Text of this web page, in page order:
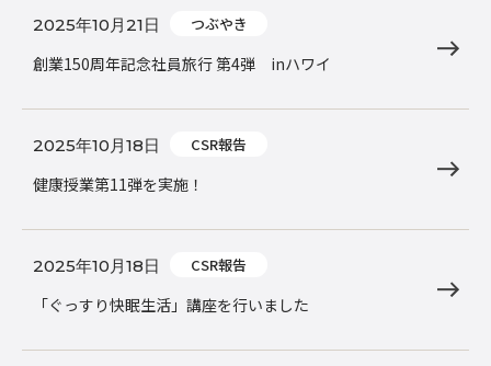
2025年10月21日 つぶやき
創業150周年記念社員旅行 第4弾 inハワイ
2025年10月18日 CSR報告
健康授業第11弾を実施！
2025年10月18日 CSR報告
「ぐっすり快眠生活」講座を行いました